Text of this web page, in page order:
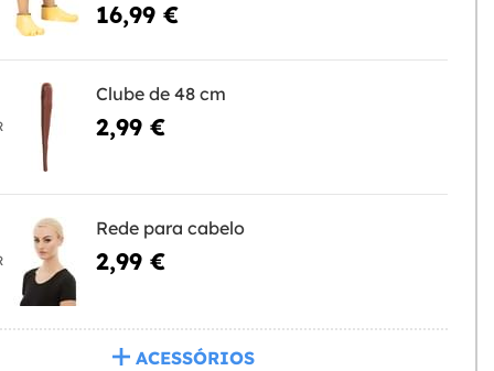
16,99 €
Clube de 48 cm
2,99 €
Rede para cabelo
2,99 €
ACESSÓRIOS